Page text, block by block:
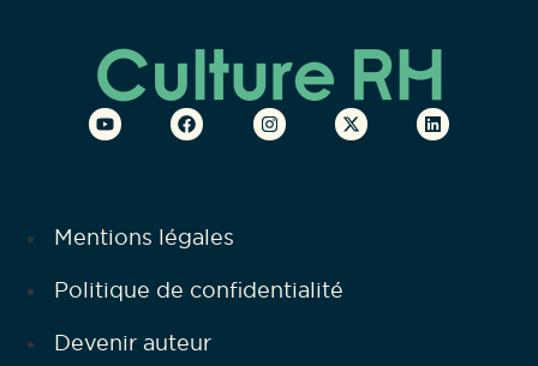
Mentions légales
Politique de confidentialité
Devenir auteur